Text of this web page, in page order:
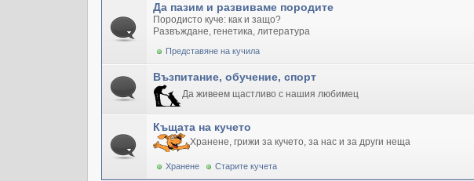
Да пазим и развиваме породите
Породисто куче: как и защо?
Развъждане, генетика, литература
Представяне на кучила
Възпитание, обучение, спорт
Да живеем щастливо с нашия любимец
Къщата на кучето
Хранене, грижи за кучето, за нас и за други неща
Хранене Старите кучета